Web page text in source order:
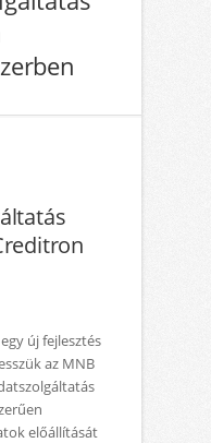
új fejlesztés
az MNB
előállítását